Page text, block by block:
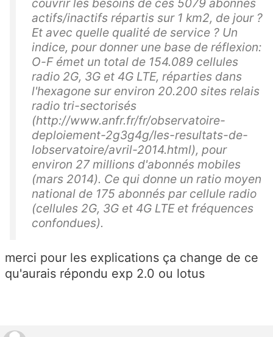
couvrir les besoins de ces 5079 abonnés
actifs/inactifs répartis sur 1 km2, de jour ?
Et avec quelle qualité de service ? Un
indice, pour donner une base de réflexion:
O-F émet un total de 154.089 cellules
radio 2G, 3G et 4G LTE, réparties dans
l'hexagone sur environ 20.200 sites relais
radio tri-sectorisés
(http://www.anfr.fr/fr/observatoire-
deploiement-2g3g4g/les-resultats-de-
lobservatoire/avril-2014.html), pour
environ 27 millions d'abonnés mobiles
(mars 2014). Ce qui donne un ratio moyen
national de 175 abonnés par cellule radio
(cellules 2G, 3G et 4G LTE et fréquences
confondues).
merci pour les explications ça change de ce
qu'aurais répondu exp 2.0 ou lotus